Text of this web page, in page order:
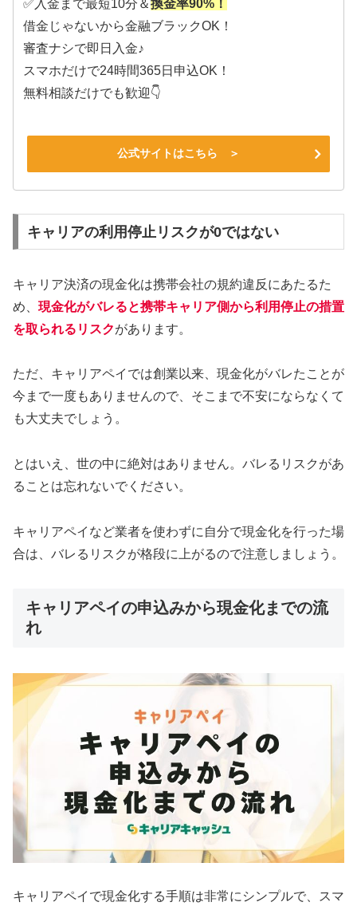
✅入金まで最短10分＆換金率90%！
借金じゃないから金融ブラックOK！
審査ナシで即日入金♪
スマホだけで24時間365日申込OK！
無料相談だけでも歓迎👇
公式サイトはこちら ＞
キャリアの利用停止リスクが0ではない
キャリア決済の現金化は携帯会社の規約違反にあたるた
め、 現金化がバレると携帯キャリア側から利用停止の措置
を取られるリスクがあります。
ただ、キャリアペイでは創業以来、現金化がバレたことが
今まで一度もありませんので、そこまで不安にならなくて
も大丈夫でしょう。
とはいえ、世の中に絶対はありません。バレるリスクがあ
ることは忘れないでください。
キャリアペイなど業者を使わずに自分で現金化を行った場
合は、バレるリスクが格段に上がるので注意しましょう。
キャリアペイの申込みから現金化までの流
れ
キャリアペイで現金化する手順は非常にシンプルで、スマ